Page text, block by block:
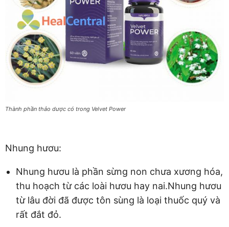
Thành phần thảo dược có trong Velvet Power
Nhung hươu:
Nhung hươu là phần sừng non chưa xương hóa,
thu hoạch từ các loài hươu hay nai.Nhung hươu
từ lâu đời đã được tôn sùng là loại thuốc quý và
rất đắt đỏ.